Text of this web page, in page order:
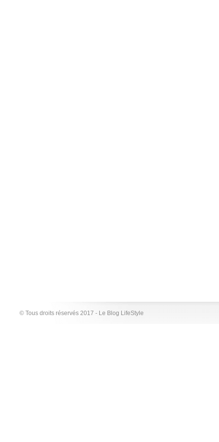
© Tous droits réservés 2017 - Le Blog LifeStyle